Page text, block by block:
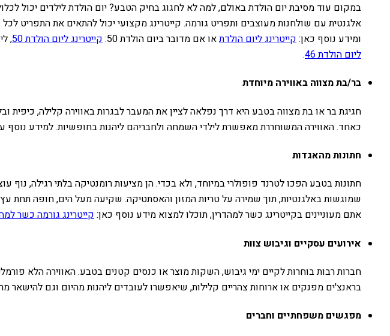
במקום עוד מסיבת יום הולדת באולם, למה לא לחגוג בחיק הטבע? יום הולדת לילדים יכול
אלגנטית עם שולחנות מעוצבים ותפריט גורמה. קייטרינג מקצועי יכול להתאים את התפריט
ומידע נוסף כאן:קייטרינג ליום הולדתאו אם מדובר ביום הולדת 50: קייטרינג ליום הולדת 50 ,
ליום הולדת 46
.
בר/בת מצווה באווירה מיוחדת
חגיגת בר או בת מצווה בטבע היא דרך נפלאה לציין את המעבר לבגרות באווירה קלילה, כיפית
כאחד. האווירה המשוחררת מאפשרת לילדי השמחה ולחבריהם ליהנות בחופשיות. למידע נוסף
חתונות מהאגדות
חתונות בטבע הפכו לטרנד פופולרי במיוחד, ולא בכדי. הן מציעות רומנטיקה בלתי רגילה,
שמוגשות באלגנטיות, תוך שמירה על טריות המזון והאסתטיקה. שקיעה מעל הים, חופה תחת
אתם מעוניינים בקייטרינג כשר למהדרין, תוכלו למצוא מידע נוסף כאן:קייטרינג גורמה כשר
אירועים עסקיים וגיבוש צוות
חברות רבות בוחרות לקיים ימי גיבוש, השקות מוצר או כנסים קטנים בטבע. האווירה הלא
בראנצ'ים מפנקים או ארוחות צהריים קלילות, שיאפשרו לעובדים ליהנות מהיום וגם להישאר
מפגשים משפחתיים וחברים